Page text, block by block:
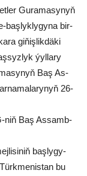
Gu­ra­ma­sy­nyň
baş­lyk­ly­gy­na bir­
gi­ňiş­lik­dä­ki
ýyl­la­ry
Baş As­
26-
niň Baş As­samb­
baş­ly­gy­
bu